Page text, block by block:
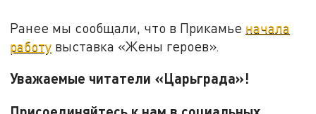
Ранее мы сообщали, что в Прикамье начала
работу выставка «Жены героев».
Уважаемые читатели «Царьграда»!